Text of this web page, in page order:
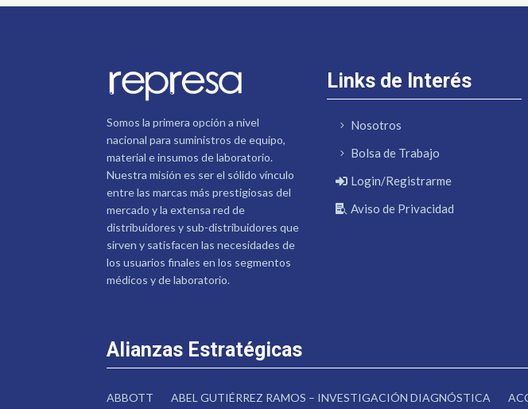
Somos la primera opción a nivel
nacional para suministros de equipo,
material e insumos de laboratorio.
Nuestra misión es ser el sólido vínculo
entre las marcas más prestigiosas del
mercado y la extensa red de
distribuidores y sub-distribuidores que
sirven y satisfacen las necesidades de
los usuarios finales en los segmentos
médicos y de laboratorio.
Links de Interés
Nosotros
Bolsa de Trabajo
Login/Registrarme
Aviso de Privacidad
Alianzas Estratégicas
ABBOTT ABEL GUTIÉRREZ RAMOS – INVESTIGACIÓN DIAGNÓSTICA